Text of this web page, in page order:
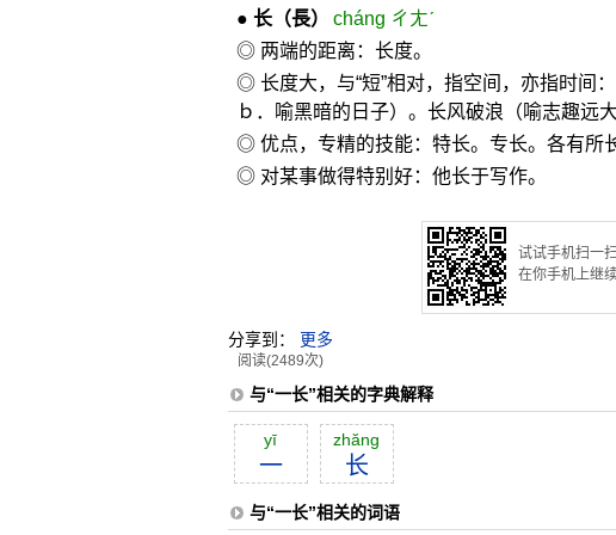
● 长（長）
cháng ㄔㄤˊ
◎ 两端的距离：长度。
◎ 长度大，与“短”相对，指空间，亦指时间
ｂ．喻黑暗的日子）。长风破浪（喻志趣远
◎ 优点，专精的技能：特长。专长。各有所长
◎ 对某事做得特别好：他长于写作。
试试手机扫一扫
在你手机上继
分享到： 更多
阅读(2489次)
与“一长”相关的字典解释
yī
一
zhăng
长
与“一长”相关的词语